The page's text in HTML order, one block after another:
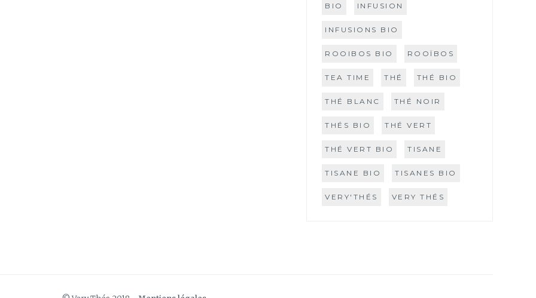
BIO INFUSION
INFUSIONS BIO
ROOIBOS BIO ROOÏBOS
TEA TIME THÉ THÉ BIO
THÉ BLANC THÉ NOIR
THÉS BIO THÉ VERT
THÉ VERT BIO TISANE
TISANE BIO TISANES BIO
VERY'THÉS VERY THÉS